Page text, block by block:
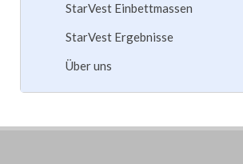
StarVest Einbettmassen
StarVest Ergebnisse
Über uns